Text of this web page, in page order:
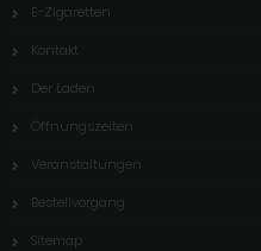
E-Zigaretten
Kontakt
Der Laden
Öffnungszeiten
Veranstaltungen
Bestellvorgang
Sitemap